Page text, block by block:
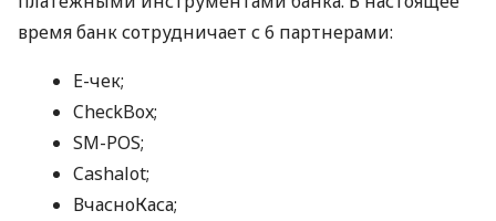
время банк сотрудничает с 6 партнерами:
E-чек;
CheckBox;
SM-POS;
Cashalot;
ВчасноКаса;